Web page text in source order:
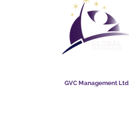
GVC Management Ltd